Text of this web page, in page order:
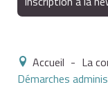
Accueil - La
Démarches